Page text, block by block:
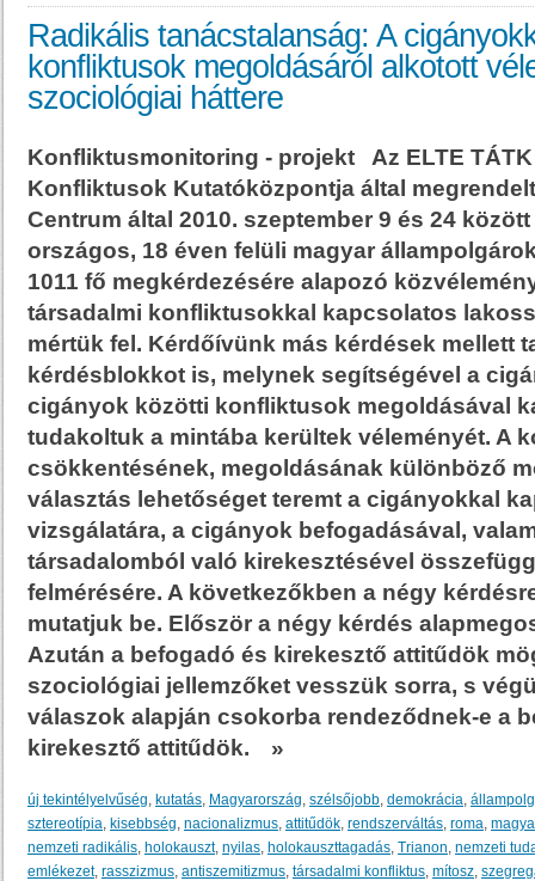
Radikális tanácstalanság: A
konfliktusok megoldásáról alkotott
szociológiai háttere
Konfliktusmonitoring - projekt Az ELTE
Konfliktusok Kutatóközpontja által
Centrum által 2010. szeptember 9 és 24
országos, 18 éven felüli magyar
1011 fő megkérdezésére alapozó
társadalmi konfliktusokkal kapcsolatos
mértük fel. Kérdőívünk más kérdések mellett
kérdésblokkot is, melynek segítségével a
cigányok közötti konfliktusok megoldásával
tudakoltuk a mintába kerültek véleményét. A
csökkentésének, megoldásának különböző
választás lehetőséget teremt a cigányokkal
vizsgálatára, a cigányok befogadásával,
társadalomból való kirekesztésével
felmérésére. A következőkben a négy
mutatjuk be. Először a négy kérdés
Azután a befogadó és kirekesztő attitűdök
szociológiai jellemzőket vesszük sorra, s
válaszok alapján csokorba rendeződnek-e a
kirekesztő attitűdök.
»
új tekintélyelvűség, kutatás, Magyarország, szélsőjobb, demokrácia,
sztereotípia, kisebbség, nacionalizmus, attitűdök, rendszerváltás, roma,
nemzeti radikális, holokauszt, nyilas, holokauszttagadás, Trianon, nemzeti
emlékezet, rasszizmus, antiszemitizmus, társadalmi konfliktus, mítosz,